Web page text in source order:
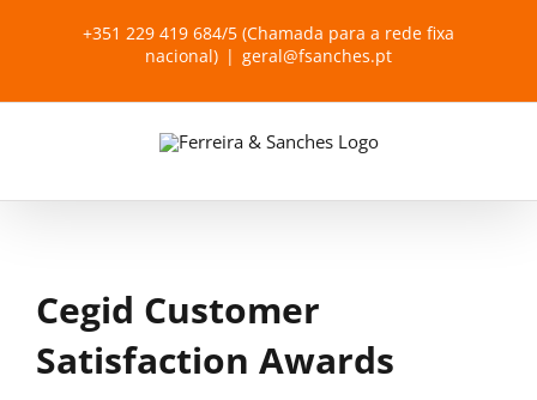
+351 229 419 684/5 (Chamada para a rede fixa
nacional) | geral@fsanches.pt
Cegid Customer
Satisfaction Awards